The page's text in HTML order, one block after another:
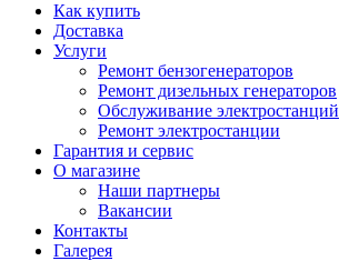
Как купить
Доставка
Услуги
Ремонт бензогенераторов
Ремонт дизельных генераторов
Обслуживание электростанций
Ремонт электростанции
Гарантия и сервис
О магазине
Наши партнеры
Вакансии
Контакты
Галерея